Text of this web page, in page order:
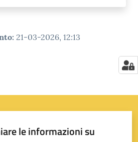
: 21-03-2026, 12:13
le informazioni su